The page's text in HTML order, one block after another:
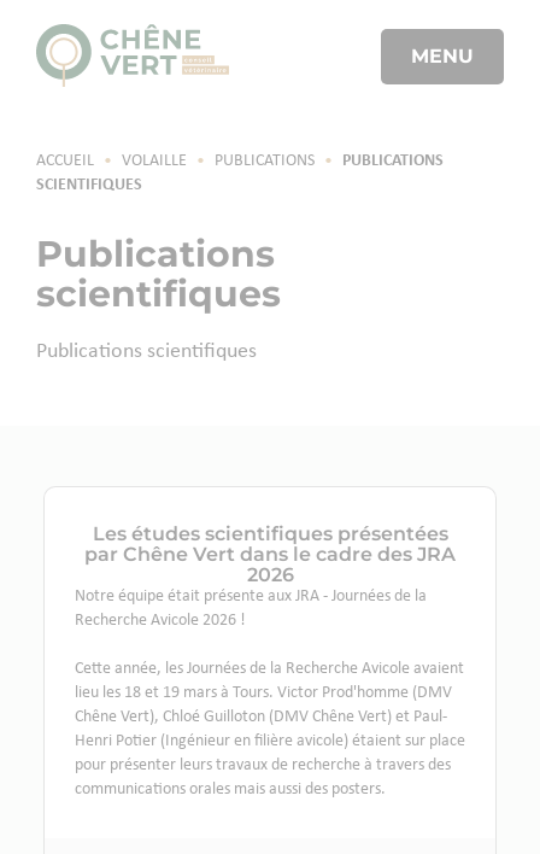
MENU
ACCUEIL • VOLAILLE • PUBLICATIONS •
PUBLICATIONS
SCIENTIFIQUES
Publications
scientifiques
Publications scientifiques
Les études scientifiques présentées
par Chêne Vert dans le cadre des JRA
2026
Notre équipe était présente aux JRA - Journées de la
Recherche Avicole 2026 !
Cette année, les Journées de la Recherche Avicole avaient
lieu les 18 et 19 mars à Tours. Victor Prod'homme (DMV
Chêne Vert), Chloé Guilloton (DMV Chêne Vert) et Paul-
Henri Potier (Ingénieur en filière avicole) étaient sur place
pour présenter leurs travaux de recherche à travers des
communications orales mais aussi des posters.